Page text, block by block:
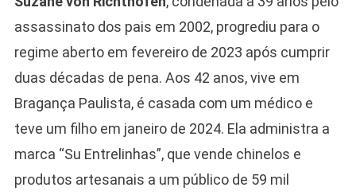
assassinato dos pais em 2002, progrediu para o
regime aberto em fevereiro de 2023 após cumprir
duas décadas de pena. Aos 42 anos, vive em
Bragança Paulista, é casada com um médico e
teve um filho em janeiro de 2024. Ela administra a
marca “Su Entrelinhas”, que vende chinelos e
produtos artesanais a um público de 59 mil